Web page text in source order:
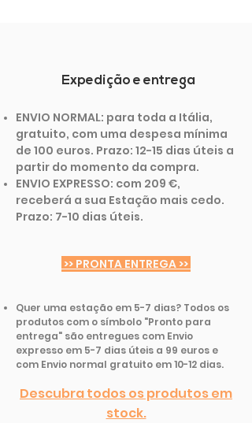
Expedição e entrega
ENVIO NORMAL: para toda a Itália,
gratuito, com uma despesa mínima
de 100 euros. Prazo: 12-15 dias úteis a
partir do momento da compra.
ENVIO EXPRESSO: com 209 €,
receberá a sua Estação mais cedo.
Prazo: 7-10 dias úteis.
>> PRONTA ENTREGA >>
Quer uma estação em 5-7 dias? Todos os
produtos com o símbolo "Pronto para
entrega" são entregues com Envio
expresso em 5-7 dias úteis a 99 euros e
com Envio normal gratuito em 10-12 dias.
Descubra todos os produtos em
stock.